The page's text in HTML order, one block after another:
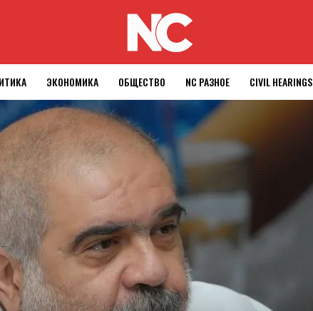
ЭКОНОМИКА ОБЩЕСТВО NC РАЗНОЕ CIVIL HEARINGS